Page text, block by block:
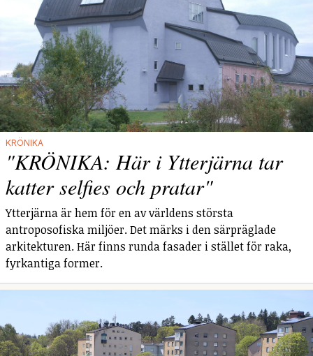
KRÖNIKA
"KRÖNIKA: Här i Ytterjärna tar
katter selfies och pratar"
Ytterjärna är hem för en av världens största
antroposofiska miljöer. Det märks i den särpräglade
arkitekturen. Här finns runda fasader i stället för raka,
fyrkantiga former.